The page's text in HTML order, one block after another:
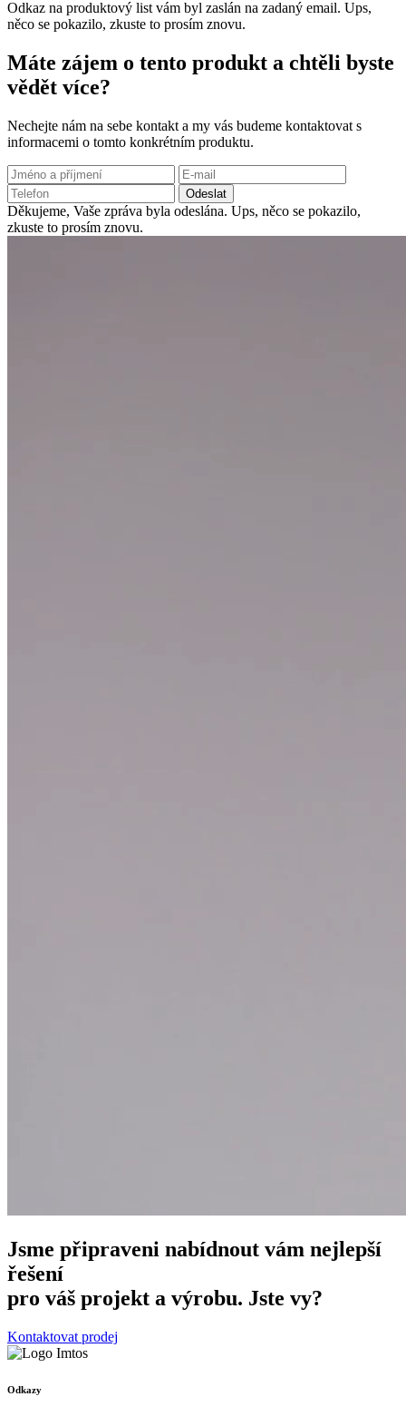
Odkaz na produktový list vám byl zaslán na zadaný email. Ups,
něco se pokazilo, zkuste to prosím znovu.
Máte zájem o tento produkt a chtěli byste
vědět více?
Nechejte nám na sebe kontakt a my vás budeme kontaktovat s
informacemi o tomto konkrétním produktu.
Odeslat
Děkujeme, Vaše zpráva byla odeslána. Ups, něco se pokazilo,
zkuste to prosím znovu.
Jsme připraveni nabídnout vám nejlepší
řešení
pro váš projekt a výrobu. Jste vy?
Kontaktovat prodej
Odkazy